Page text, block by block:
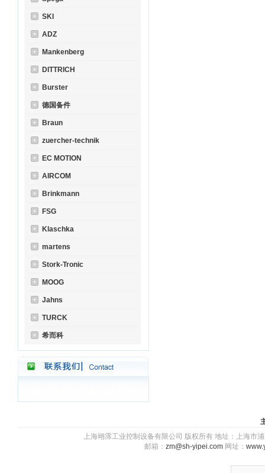
SKI
ADZ
Mankenberg
DITTRICH
Burster
德国备件
Braun
zuercher-technik
EC MOTION
AIRCOM
Brinkmann
FSG
Klaschka
martens
Stork-Tronic
MOOG
Jahns
TURCK
希而科
上海翊霈工业控制设备有限公司 版权所有 地址：上海
邮箱： zm@sh-yipei.com 网址：